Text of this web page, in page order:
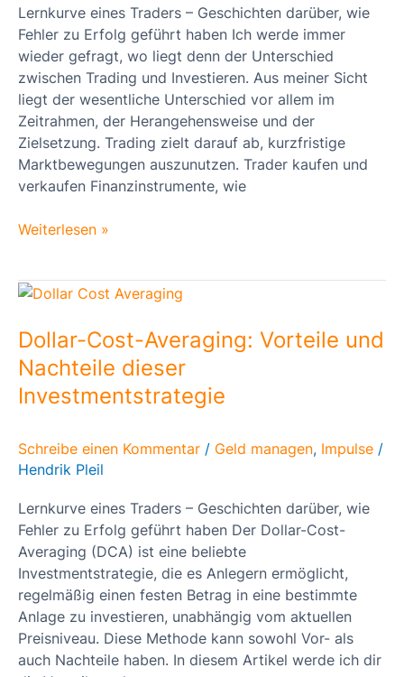
Lernkurve eines Traders – Geschichten darüber, wie
Fehler zu Erfolg geführt haben Ich werde immer
wieder gefragt, wo liegt denn der Unterschied
zwischen Trading und Investieren. Aus meiner Sicht
liegt der wesentliche Unterschied vor allem im
Zeitrahmen, der Herangehensweise und der
Zielsetzung. Trading zielt darauf ab, kurzfristige
Marktbewegungen auszunutzen. Trader kaufen und
verkaufen Finanzinstrumente, wie
Erfolg
geführt
haben
Weiterlesen »
Dollar-Cost-Averaging: Vorteile und
Nachteile dieser
Investmentstrategie
Schreibe einen Kommentar / Geld managen, Impulse /
Hendrik Pleil
Lernkurve eines Traders – Geschichten darüber, wie
Fehler zu Erfolg geführt haben Der Dollar-Cost-
Averaging (DCA) ist eine beliebte
Investmentstrategie, die es Anlegern ermöglicht,
regelmäßig einen festen Betrag in eine bestimmte
Anlage zu investieren, unabhängig vom aktuellen
Preisniveau. Diese Methode kann sowohl Vor- als
auch Nachteile haben. In diesem Artikel werde ich dir
Dollar-
Averaging:
Vorteile
und
Nachteile
Investmentstrategie